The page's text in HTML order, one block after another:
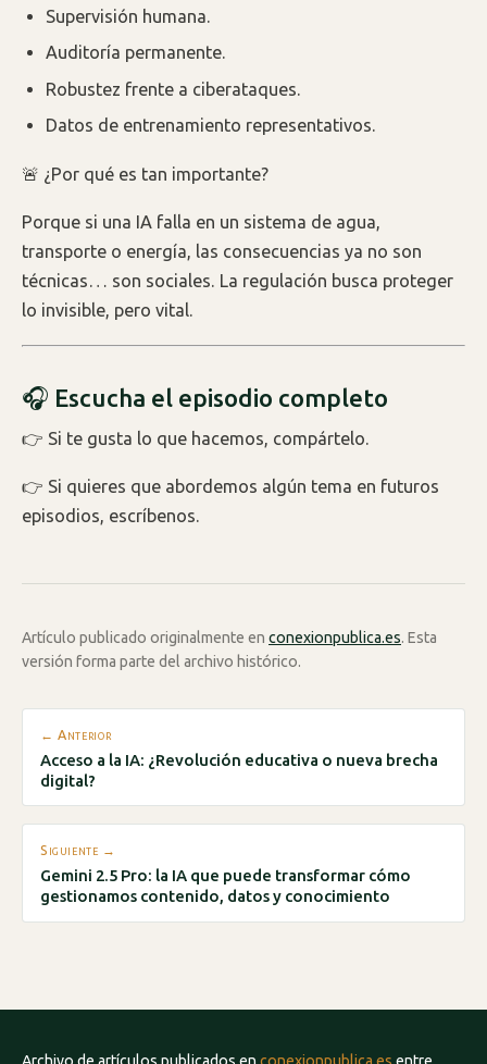
Supervisión humana.
Auditoría permanente.
Robustez frente a ciberataques.
Datos de entrenamiento representativos.
🚨 ¿Por qué es tan importante?
Porque si una IA falla en un sistema de agua,
transporte o energía, las consecuencias ya no son
técnicas… son sociales. La regulación busca proteger
lo invisible, pero vital.
🎧 Escucha el episodio completo
👉 Si te gusta lo que hacemos, compártelo.
👉 Si quieres que abordemos algún tema en futuros
episodios, escríbenos.
Artículo publicado originalmente en conexionpublica.es. Esta
versión forma parte del archivo histórico.
← Anterior
Acceso a la IA: ¿Revolución educativa o nueva brecha
digital?
Siguiente →
Gemini 2.5 Pro: la IA que puede transformar cómo
gestionamos contenido, datos y conocimiento